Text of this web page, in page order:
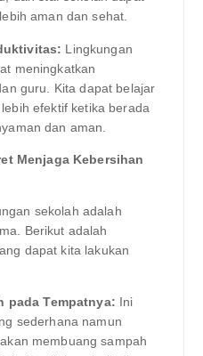
aman dan sehat.
Lingkungan
meningkatkan
guru. Kita dapat belajar
efektif ketika berada
dan aman.
Menjaga Kebersihan
sekolah adalah
Berikut adalah
dapat kita lakukan
pada Tempatnya: Ini
sederhana namun
membuang sampah